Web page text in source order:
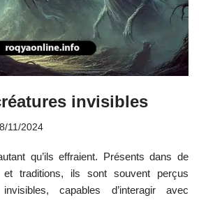
invisibles
11/2024
qu’ils effraient. Présents dans de
et traditions, ils sont souvent perçus
capables d’interagir avec